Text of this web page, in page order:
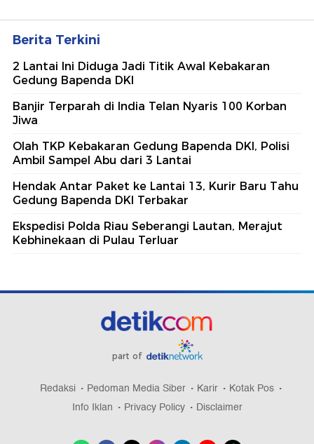
Berita Terkini
2 Lantai Ini Diduga Jadi Titik Awal Kebakaran
Gedung Bapenda DKI
Banjir Terparah di India Telan Nyaris 100 Korban
Jiwa
Olah TKP Kebakaran Gedung Bapenda DKI, Polisi
Ambil Sampel Abu dari 3 Lantai
Hendak Antar Paket ke Lantai 13, Kurir Baru Tahu
Gedung Bapenda DKI Terbakar
Ekspedisi Polda Riau Seberangi Lautan, Merajut
Kebhinekaan di Pulau Terluar
part of
Redaksi Pedoman Media Siber Karir
Kotak Pos
Info Iklan
Privacy Policy Disclaimer